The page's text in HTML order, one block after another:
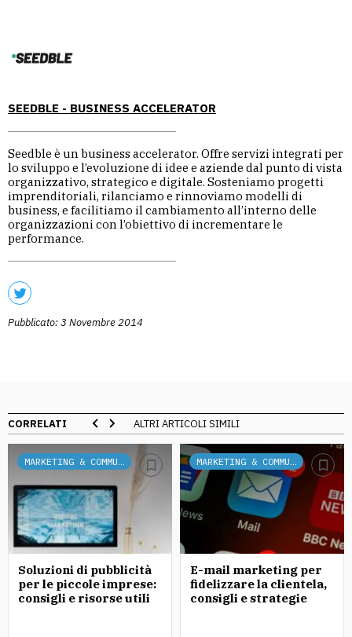
SEEDBLE - BUSINESS ACCELERATOR
Seedble è un business accelerator. Offre servizi integrati per
lo sviluppo e l’evoluzione di idee e aziende dal punto di vista
organizzativo, strategico e digitale. Sosteniamo progetti
imprenditoriali, rilanciamo e rinnoviamo modelli di
business, e facilitiamo il cambiamento all’interno delle
organizzazioni con l’obiettivo di incrementare le
performance.
Pubblicato: 3 Novembre 2014
CORRELATI ALTRI ARTICOLI SIMILI
Soluzioni di pubblicità
per le piccole imprese:
consigli e risorse utili
E-mail marketing per
fidelizzare la clientela,
consigli e strategie